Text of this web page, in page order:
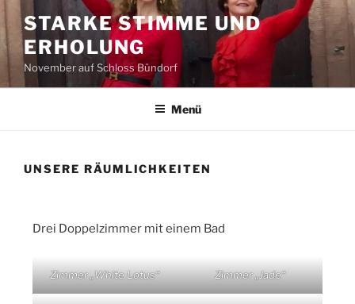
Zum
Inhalt
springen
STARKE STIMME UND
ERHOLUNG
November auf Schloss Bündorf
Menü
UNSERE RÄUMLICHKEITEN
Drei Doppelzimmer mit einem Bad
Zimmer „White Lotus“ Zimmer „Jade“